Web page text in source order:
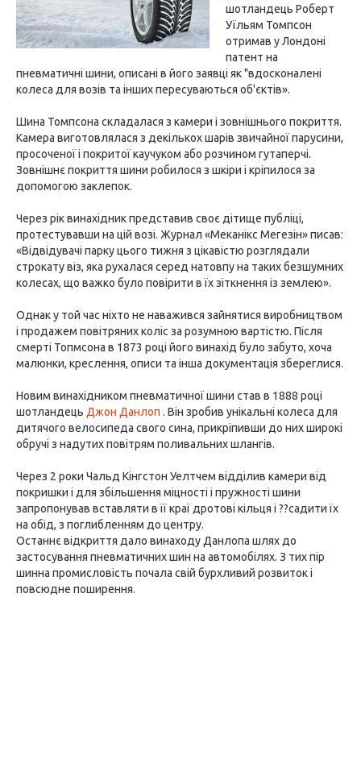
шотландець Роберт
Уїльям Томпсон
отримав у Лондоні
патент на
пневматичні шини, описані в його заявці як "вдосконалені
колеса для возів та інших пересуваються об'єктів».
Шина Томпсона складалася з камери і зовнішнього покриття.
Камера виготовлялася з декількох шарів звичайної парусини,
просоченої і покритої каучуком або розчином гутаперчі.
Зовнішнє покриття шини робилося з шкіри і кріпилося за
допомогою заклепок.
Через рік винахідник представив своє дітище публіці,
протестувавши на цій возі. Журнал «Меканікс Мегезін» писав:
«Відвідувачі парку цього тижня з цікавістю розглядали
строкату віз, яка рухалася серед натовпу на таких безшумних
колесах, що важко було повірити в їх зіткнення із землею».
Однак у той час ніхто не наважився зайнятися виробництвом
і продажем повітряних коліс за розумною вартістю. Після
смерті Топмсона в 1873 році його винахід було забуто, хоча
малюнки, креслення, описи та інша документація збереглися.
Новим винахідником пневматичної шини став в 1888 році
шотландець Джон Данлоп . Він зробив унікальні колеса для
дитячого велосипеда свого сина, прикріпивши до них широкі
обручі з надутих повітрям поливальних шлангів.
Через 2 роки Чальд Кінгстон Уелтчем відділив камери від
покришки і для збільшення міцності і пружності шини
запропонував вставляти в її краї дротові кільця і ??садити їх
на обід, з поглибленням до центру.
Останнє відкриття дало винаходу Данлопа шлях до
застосування пневматичних шин на автомобілях. З тих пір
шинна промисловість почала свій бурхливий розвиток і
повсюдне поширення.